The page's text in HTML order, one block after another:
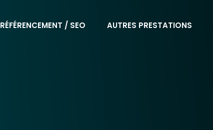
RÉFÉRENCEMENT / SEO AUTRES PRESTATIONS